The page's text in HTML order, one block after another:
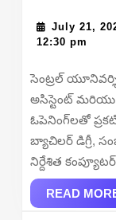
July 21,
12:30 pm
సెంట్రల్
అసిస్టెంట్ మరియు
ఓపెనింగ్‌లతో
బ్యాచిలర్ డిగ్రీ,
నిర్దేశిత
READ